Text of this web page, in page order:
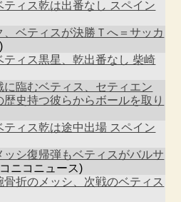
ティス乾は出番なし スペイン
、ベティスが決勝Ｔへ＝サッカ
ティス黒星、乾出番なし 柴崎
に臨むベティス、セティエン
歴史持つ彼らからボールを取り
ティス乾は途中出場 スペイン
ッシ復帰弾もベティスがバルサ
ニコニュース)
骨折のメッシ、次戦のベティス